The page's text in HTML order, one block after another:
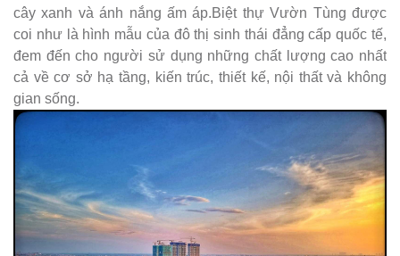
cây xanh và ánh nắng ấm áp.Biệt thự Vườn Tùng được
coi như là hình mẫu của đô thị sinh thái đẳng cấp quốc tế,
đem đến cho người sử dụng những chất lượng cao nhất
cả về cơ sở hạ tầng, kiến trúc, thiết kế, nội thất và không
gian sống.